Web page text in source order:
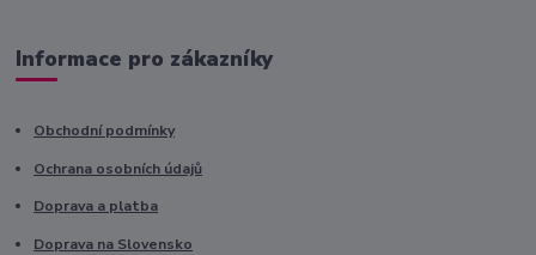
Informace pro zákazníky
Obchodní podmínky
Ochrana osobních údajů
Doprava a platba
Doprava na Slovensko